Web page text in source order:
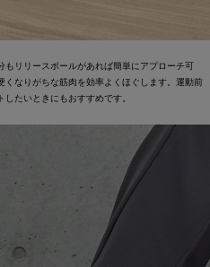
リリースボールがあれば簡単にアプローチ可
なりがちな筋肉を効率よくほぐします。運動前
たいときにもおすすめです。